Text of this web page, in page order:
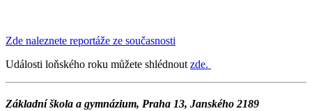
Zde naleznete reportáže ze současnosti
Události loňského roku můžete shlédnout zde.
Základní škola a gymnázium, Praha 13, Janského 2189